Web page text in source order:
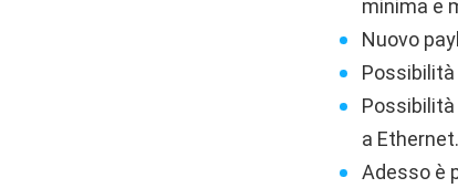
minima e
Nuovo
Possibilità
Possibilità
a Ethernet.
Adesso è